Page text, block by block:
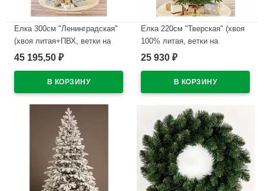
Елка 300см "Ленинградская"
(хвоя литая+ПВХ, ветки на
шарнирах, подставка
45 195,50 ₽
Елка 220см "Тверская" (хвоя
100% литая, ветки на
шарнирах, подставка
25 930 ₽